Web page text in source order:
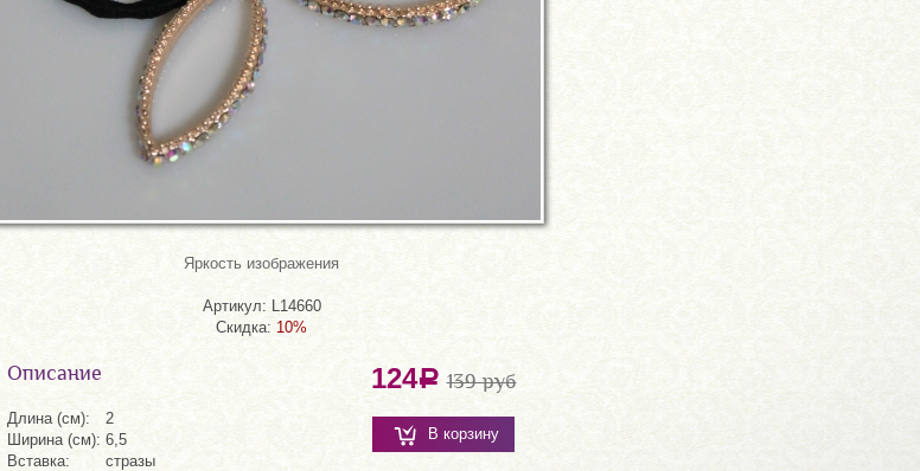
Яркость изображения
Артикул: L14660
Скидка: 10%
Описание
Длина (см):
2
Ширина (см): 6,5
Вставка:
стразы
124a 139 руб
В корзину